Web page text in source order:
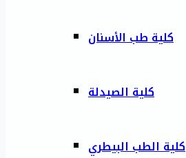
كلية طب الأسنان
كلية الصيدلة
كلية الطب البيطري